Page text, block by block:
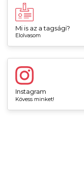
Mi is az a tagsági?
Elolvasom
Instagram
Kövess minket!